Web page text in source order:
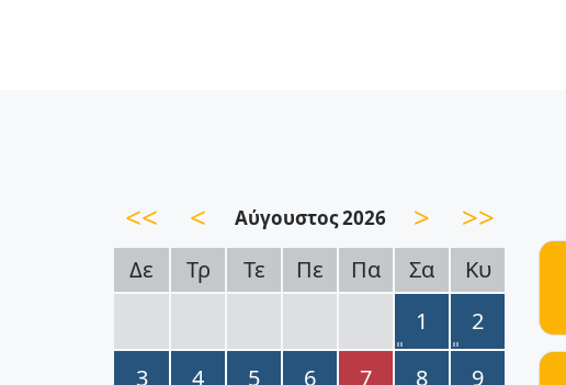
<< < Αύγουστος 2026 > >>
Δε Τρ Τε Πε Πα Σα
Κυ
1
2
3
4 5 6 7 8
9